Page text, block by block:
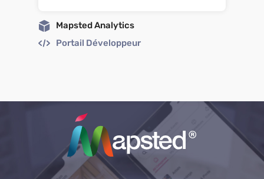
Mapsted Analytics
Portail Développeur